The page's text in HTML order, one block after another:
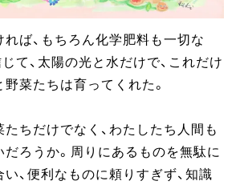
ば、もちろん化学肥料も一切な
て、太陽の光と水だけで、これだけ
菜たちは育ってくれた。
ちだけでなく、わたしたち人間も
ろうか。周りにあるものを無駄に
、便利なものに頼りすぎず、知識